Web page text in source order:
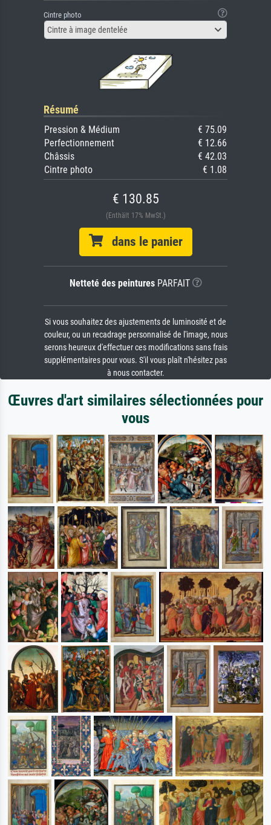
Cintre photo
Cintre à image dentelée
Résumé
Pression & Médium
€ 75.09
Perfectionnement
€ 12.66
Châssis
€ 42.03
Cintre photo
€ 1.08
€ 130.85
(Enthält 17% MwSt.)
dans le panier
Netteté des peinturesPARFAIT
Si vous souhaitez des ajustements de luminosité et de
couleur, ou un recadrage personnalisé de l'image, nous
serons heureux d'effectuer ces modifications sans frais
supplémentaires pour vous. S'il vous plaît n'hésitez pas
à nous contacter.
Œuvres d'art similaires sélectionnées pour
vous